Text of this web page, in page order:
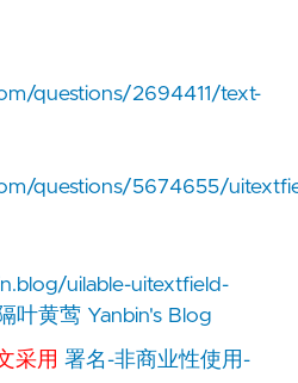
questions/2694411/text-
questions/5674655/
uilable-uitextfield-
隔叶黄莺 Yanbin's Blog
采用署名-非商业性使用-